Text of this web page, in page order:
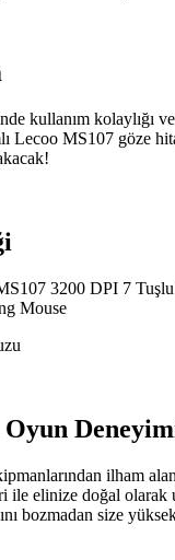
kullanım kolaylığı
Lecoo MS107 göze
3200 DPI 7
Mouse
ilham
ile elinize doğal
bozmadan size